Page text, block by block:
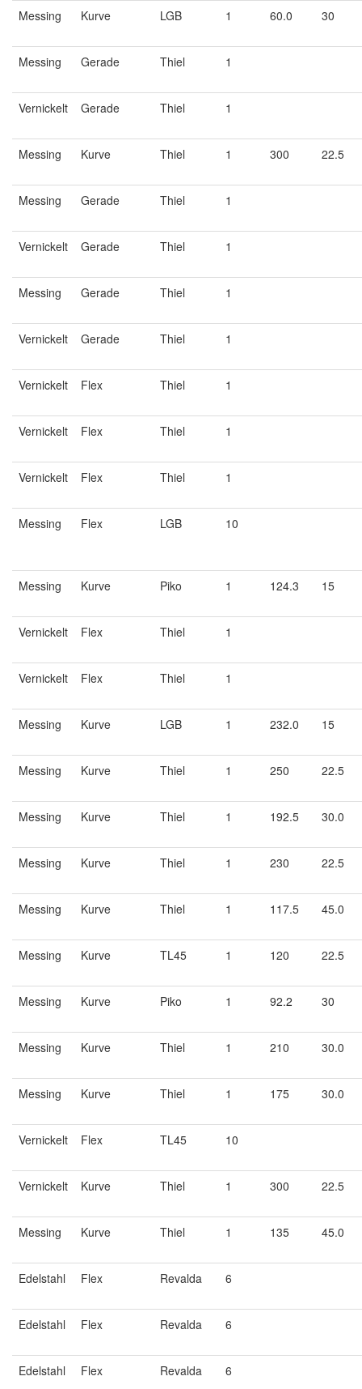
Messing Kurve LGB 1 60.0 30
Messing Gerade Thiel 1
Vernickelt Gerade Thiel 1
Messing Kurve Thiel 1 300 22.5
Messing Gerade Thiel 1
Vernickelt Gerade Thiel 1
Messing Gerade Thiel 1
Vernickelt Gerade Thiel 1
Vernickelt Flex Thiel 1
Vernickelt Flex Thiel 1
Vernickelt Flex Thiel 1
Messing Flex LGB 10
Messing Kurve Piko 1 124.3 15
Vernickelt Flex Thiel 1
Vernickelt Flex Thiel 1
Messing Kurve LGB 1 232.0 15
Messing Kurve Thiel 1 250 22.5
Messing Kurve Thiel 1 192.5 30.0
Messing Kurve Thiel 1 230 22.5
Messing Kurve Thiel 1 117.5 45.0
Messing Kurve TL45 1 120 22.5
Messing Kurve Piko 1 92.2 30
Messing Kurve Thiel 1 210 30.0
Messing Kurve Thiel 1 175 30.0
Vernickelt Flex TL45 10
Vernickelt Kurve Thiel 1 300 22.5
Messing Kurve Thiel 1 135 45.0
Edelstahl Flex Revalda 6
Edelstahl Flex Revalda 6
Edelstahl Flex Revalda 6